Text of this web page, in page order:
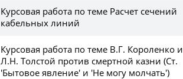
Курсовая работа по теме Расчет сечений
кабельных линий
Курсовая работа по теме В.Г. Короленко и
Л.Н. Толстой против смертной казни (Ст.
'Бытовое явление' и 'Не могу молчать')